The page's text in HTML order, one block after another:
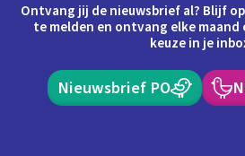
Ontvang jij de nieuwsbrief al? Blijf
te melden en ontvang elke
keuze in je
Nieuwsbrief PO